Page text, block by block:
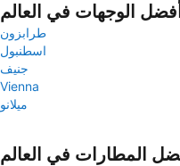
أفضل الوجهات في العالم
طرابزون
اسطنبول
جنيف
Vienna
ميلانو
المطارات في العالم